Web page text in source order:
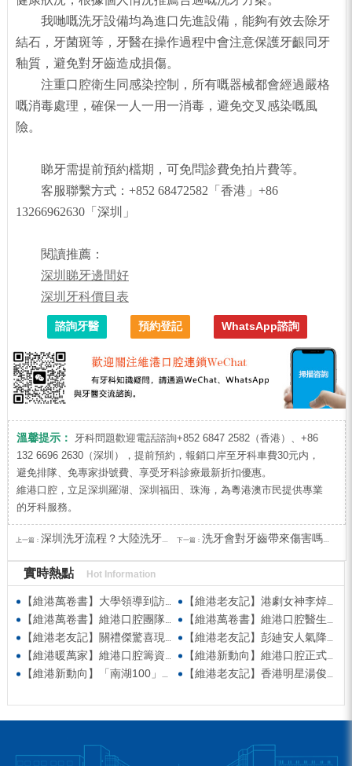
我哋嘅洗牙設備均為進口先進設備，能夠有效去除牙
結石，牙菌斑等，牙醫在操作過程中會注意保護牙齦同牙
釉質，避免對牙齒造成損傷。
注重口腔衛生同感染控制，所有嘅器械都會經過嚴格
嘅消毒處理，確保一人一用一消毒，避免交叉感染嘅風
險。
睇牙需提前預約檔期，可免問診費免拍片費等。
客服聯繫方式：+852 68472582「香港」+86
13266962630「深圳」
閱讀推薦：
深圳睇牙邊間好
深圳牙科價目表
諮詢牙醫 預約登記 WhatsApp諮詢
溫馨提示：
牙科問題歡迎電話諮詢+852 6847 2582（香港）、+86
132 6696 2630（深圳），提前預約，報銷口岸至牙科車費30元内，
避免排隊、免專家掛號費、享受牙科診療最新折扣優惠。
維港口腔，立足深圳羅湖、深圳福田、珠海，為粵港澳市民提供專業
的牙科服務。
上一篇： 深圳洗牙流程？大陸洗牙邊間好？ 下一篇： 洗牙會對牙齒帶來傷害嗎？深圳洗牙邊間好？
實時熱點 Hot Information
【維港萬卷書】大學領導到訪維港口腔參觀交流 高度讚賞院感消毒與規範化管理
【維港老友記】港劇女神李焯寧現身維港口腔擔任一日店長，分享護牙心得
【維港萬卷書】維港口腔團隊走進香港書展 感受閱讀力量拓寬專業視野
【維港萬卷書】維港口腔醫生團隊受邀參與美國登士柏西諾德專題研討 聚焦無牙頜種植修復前沿策略
【維港老友記】關禮傑驚喜現身維港口腔出任明星一日CEO 即場演繹同分享經驗！
【維港老友記】彭廸安人氣降臨維港口腔任明星一日店長 勁歌熱舞快閃表演點燃全場！
【維港暖萬家】維港口腔籌資捐款援助廣西洪澇災區 攜手香港廣西南寧同鄉會共獻愛心
【維港新動向】維港口腔正式獲聘為「羅湖區社會醫療機構行業協會監事單位」
【維港新動向】「南湖100」品牌發佈會 維港口腔獲評「突出貢獻企業」殊榮
【維港老友記】香港明星湯俊明驚喜現身維港口腔 擔任明星一日店長！